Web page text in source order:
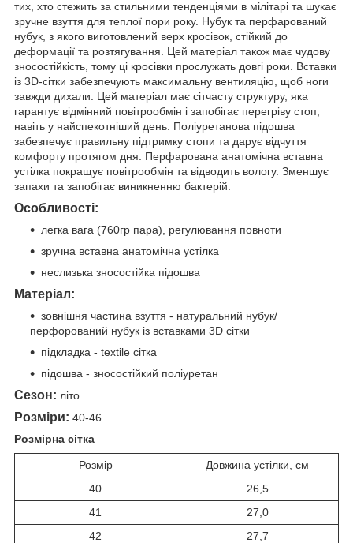
тих, хто стежить за стильними тенденціями в мілітарі та шукає
зручне взуття для теплої пори року. Нубук та перфарований
нубук, з якого виготовлений верх кросівок, стійкий до
деформації та розтягування. Цей матеріал також має чудову
зносостійкість, тому ці кросівки прослужать довгі роки. Вставки
із 3D-сітки забезпечують максимальну вентиляцію, щоб ноги
завжди дихали. Цей матеріал має сітчасту структуру, яка
гарантує відмінний повітрообмін і запобігає перегріву стоп,
навіть у найспекотніший день. Поліуретанова підошва
забезпечує правильну підтримку стопи та дарує відчуття
комфорту протягом дня. Перфарована анатомічна вставна
устілка покращує повітрообмін та відводить вологу. Зменшує
запахи та запобігає виникненню бактерій.
Особливості:
легка вага (760гр пара), регулювання повноти
зручна вставна анатомічна устілка
неслизька зносостійка підошва
Матеріал:
зовнішня частина взуття - натуральний нубук/
перфорований нубук із вставками 3D сітки
підкладка - textile сітка
підошва - зносостійкий поліуретан
Сезон: літо
Розміри: 40-46
Розмірна сітка
Розмір
Довжина устілки, см
40
26,5
41
27,0
42
27,7